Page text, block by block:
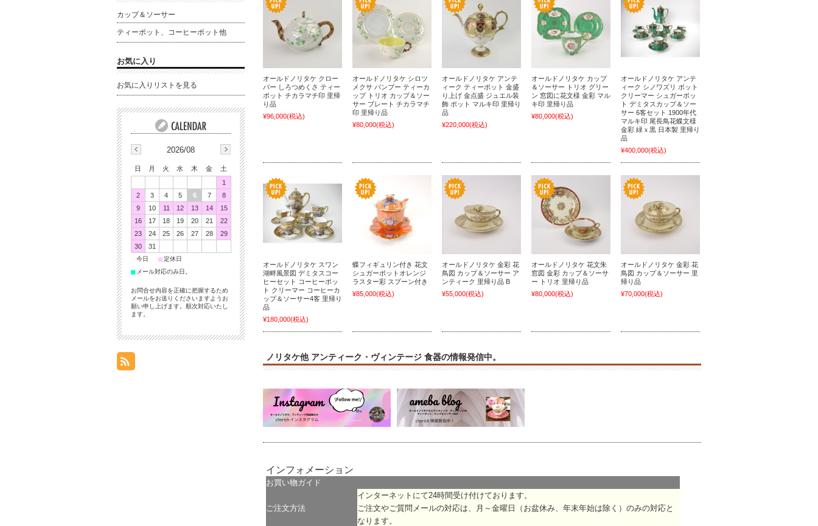
オールドノリタケ クロー
バー しろつめくさ ティー
ポット チカラマチ印 里帰
り品
¥96,000(税込)
オールドノリタケ シロツ
メクサ バンブー ティーカ
ップ トリオ カップ＆ソー
サー プレート チカラマチ
印 里帰り品
¥80,000(税込)
オールドノリタケ アンテ
ィーク ティーポット 金盛
り上げ 金点盛 ジュエル装
飾 ポット マルキ印 里帰り
品
¥220,000(税込)
オールドノリタケ カップ
＆ソーサー トリオ グリー
ン 窓図に花文様 金彩 マル
キ印 里帰り品
¥80,000(税込)
オールドノリタケ アンテ
ィーク シノワズリ ポット
クリーマー シュガーポッ
ト デミタスカップ＆ソー
サー 6客セット 1900年代
マルキ印 尾長鳥花蝶文様
金彩 緑ｘ黒 日本製 里帰り
品
¥400,000(税込)
オールドノリタケ スワン
湖畔風景図 デミタスコー
ヒーセット コーヒーポッ
ト クリーマー コーヒーカ
ップ＆ソーサー4客 里帰り
品
¥180,000(税込)
蝶フィギュリン付き 花文
シュガーポットオレンジ
ラスター彩 スプーン付き
¥85,000(税込)
オールドノリタケ 金彩 花
鳥図 カップ＆ソーサー ア
ンティーク 里帰り品 B
¥55,000(税込)
オールドノリタケ 花文朱
窓図 金彩 カップ＆ソーサ
ー トリオ 里帰り品
¥80,000(税込)
オールドノリタケ 金彩 花
鳥図 カップ＆ソーサー 里
帰り品
¥70,000(税込)
ノリタケ他 アンティーク・ヴィンテージ 食器の情報発信中。
インフォメーション
お買い物ガイド
ご注文方法
インターネットにて24時間受け付けております。
ご注文やご質問メールの対応は、月～金曜日（お盆休み、年末年始は除く）のみの対応と
なります。
カップ＆ソーサー
ティーポット、コーヒーポット他
お気に入り
お気に入りリストを見る
2026/08
日 月 火 水 木 金
土
1
2
3 4 5 6 7
8
9
10 11 12 13 14
15
16
17 18 19 20 21
22
23
24 25 26 27 28
29
30
31
今日 ■定休日
■ メール対応のみ日。
お問合せ内容を正確に把握するため
メールをお送りくださいますようお
願い申し上げます。順次対応いたし
ます。